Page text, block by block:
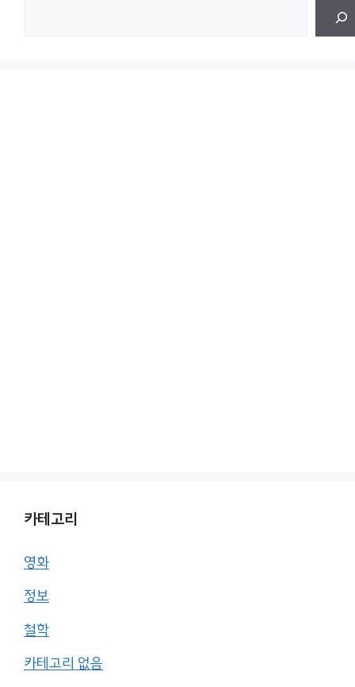
카테고리
영화
정보
철학
카테고리 없음